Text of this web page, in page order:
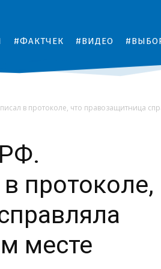
#ФАКТЧЕК #ВИДЕО
в протоколе, что правозащитница
протоколе,
месте